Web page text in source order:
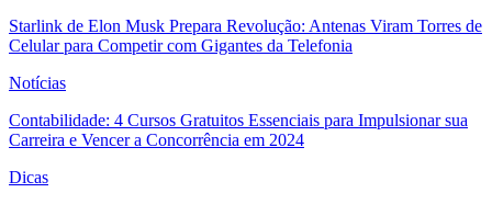
Starlink de Elon Musk Prepara Revolução: Antenas Viram Torres de
Celular para Competir com Gigantes da Telefonia
Notícias
Contabilidade: 4 Cursos Gratuitos Essenciais para Impulsionar sua
Carreira e Vencer a Concorrência em 2024
Dicas